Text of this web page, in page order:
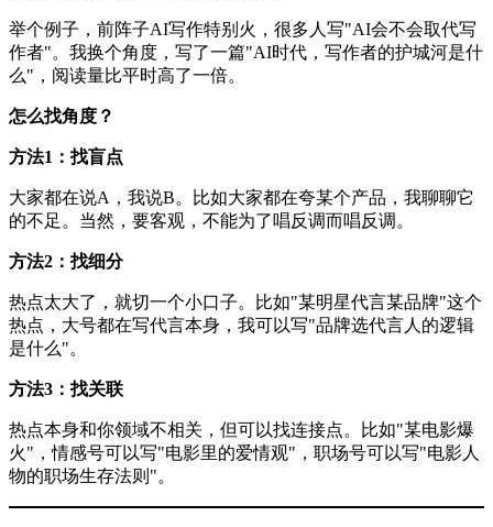
举个例子，前阵子AI写作特别火，很多人写"AI会不会取代写
作者"。我换个角度，写了一篇"AI时代，写作者的护城河是什
么"，阅读量比平时高了一倍。
怎么找角度？
方法1：找盲点
大家都在说A，我说B。比如大家都在夸某个产品，我聊聊它
的不足。当然，要客观，不能为了唱反调而唱反调。
方法2：找细分
热点太大了，就切一个小口子。比如"某明星代言某品牌"这个
热点，大号都在写代言本身，我可以写"品牌选代言人的逻辑
是什么"。
方法3：找关联
热点本身和你领域不相关，但可以找连接点。比如"某电影爆
火"，情感号可以写"电影里的爱情观"，职场号可以写"电影人
物的职场生存法则"。